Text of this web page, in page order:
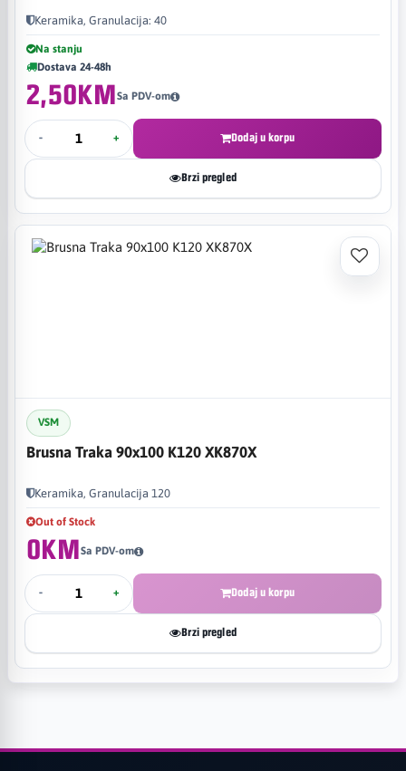
Keramika, Granulacija: 40
Na stanju
Dostava 24-48h
2,50KMSa PDV-om
- + Dodaj u korpu
Brzi pregled
VSM
Brusna Traka 90x100 K120 XK870X
Keramika, Granulacija 120
Out of Stock
0KMSa PDV-om
- + Dodaj u korpu
Brzi pregled